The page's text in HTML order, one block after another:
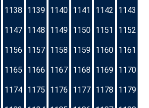
1138 1139 1140 1141 1142 1143
1147 1148 1149 1150 1151 1152
1156 1157 1158 1159 1160 1161
1165 1166 1167 1168 1169 1170
1174 1175 1176 1177 1178 1179